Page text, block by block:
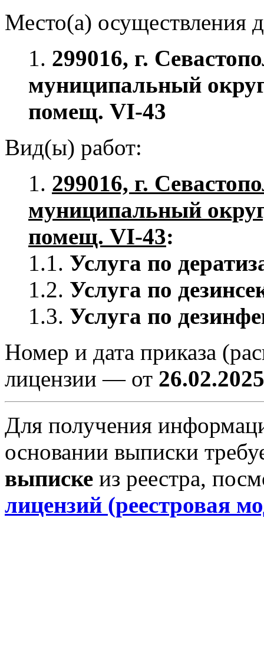
Место(а) осуществления
1. 299016, г.
муниципальный
помещ. VI-43
Вид(ы) работ:
1. 299016, г.
муниципальный
помещ. VI-43:
1.1. Услуга по
1.2. Услуга по
1.3. Услуга по
Номер и дата приказа
лицензии — от 26.02.2025
Для получения
основании выписки
выписке из реестра,
лицензий (реестровая